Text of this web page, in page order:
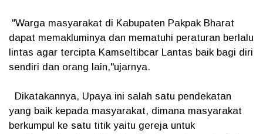
"Warga masyarakat di Kabupaten Pakpak Bharat
dapat memakluminya dan mematuhi peraturan berlalu
lintas agar tercipta Kamseltibcar Lantas baik bagi diri
sendiri dan orang lain,"ujarnya.
Dikatakannya, Upaya ini salah satu pendekatan
yang baik kepada masyarakat, dimana masyarakat
berkumpul ke satu titik yaitu gereja untuk